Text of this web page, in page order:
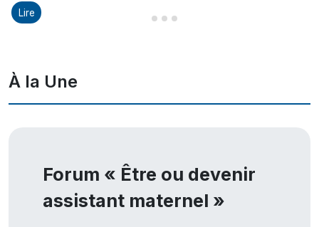
Diapositive 1 sur 8
Diapositive 2 sur 8
Diapositive 3 sur 8
Diapositive 4 sur 8
Lire
À la Une
Forum « Être ou devenir
assistant maternel »